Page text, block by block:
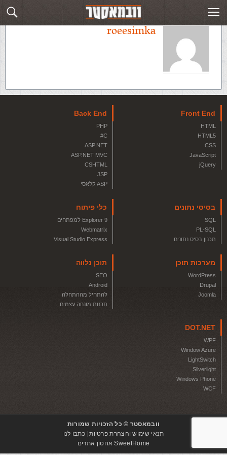
roeesimka
Front End
HTML
HTML5
CSS
JavaScript
jQuery
Back End
PHP
C#
ASP.NET
ASP.NET MVC
CSHTML
JSP
ASP קלאסי
בסיסי נתונים
SQL
PL-SQL
תכנון בסיס נתונים
כלי פיתוח
Explorer 9 למפתחים
Webmatrix
Visual Studio Express
מערכות תוכן
WordPress
Drupal
Joomla
תוכן נלווה
SEO
Android
להתחיל מההתחלה
תכנות מונחה עצמים
DOT.NET
WPF
Window Azure
LightSwitch
Silverlight
Windows Phone
WCF
וובמאסטר © כל הזכויות שמורות
תנאי שימוש והצהרת פרטיות כתבו לנו
SweetHome אחסון אתרים